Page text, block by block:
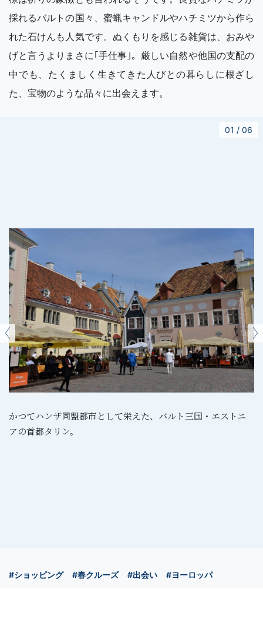
採れるバルトの国々、蜜蝋キャンドルやハチミツから作ら
れた石けんも人気です。ぬくもりを感じる雑貨は、おみや
げと言うよりまさに｢手仕事｣。厳しい自然や他国の支配の
中でも、たくましく生きてきた人びとの暮らしに根ざし
た、宝物のような品々に出会えます。
かつてハンザ同盟都市として栄えた、バルト三国・エストニ
アの首都タリン。
01 / 06
#ショッピング #春クルーズ #出会い #ヨーロッパ